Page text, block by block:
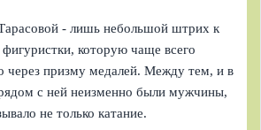
- лишь небольшой штрих к
которую чаще всего
через призму медалей. Между тем, и в
с ней неизменно были мужчины,
не только катание.